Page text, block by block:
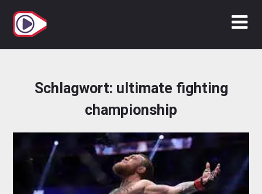
Inhalt
springen
Schlagwort: ultimate fighting
championship